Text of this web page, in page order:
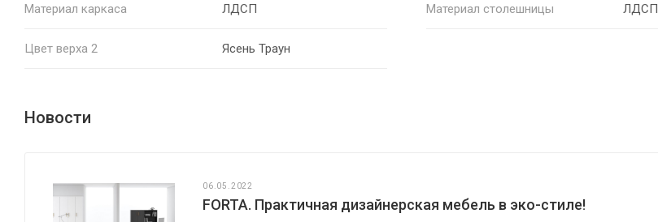
Материал каркаса ЛДСП Материал столешницы ЛДСП
Цвет верха 2 Ясень Траун
Новости
06.05.2022
FORTA. Практичная дизайнерская мебель в эко-стиле!